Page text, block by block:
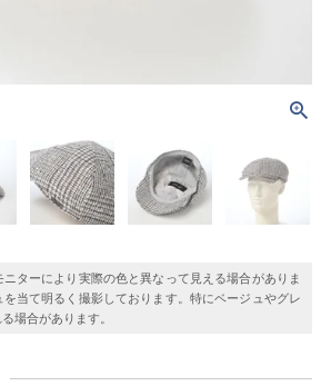
ターにより実際の色と異なって見える場合がありま
当て明るく撮影しております。特にベージュやグレ
場合があります。